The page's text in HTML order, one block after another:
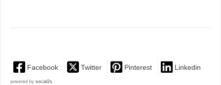
Facebook Twitter Pinterest Linkedin
powered by social2s